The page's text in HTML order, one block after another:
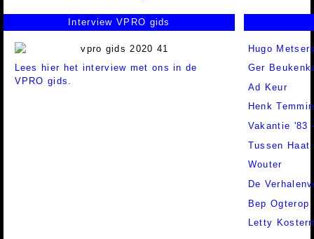
Interview VPRO gids
Lees hier het interview met ons in de
VPRO gids.
Hugo
Ger
Ad Keur
Henk
Vakantie '83
Tussen Haat
Wouter
De
Bep Ogterop
Letty